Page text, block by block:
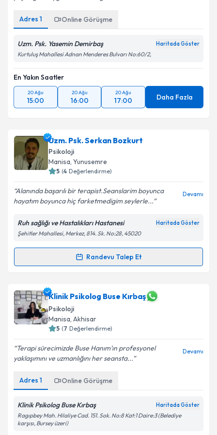
Adres 1 Online Görüşme
Uzm. Psk. Yasemin Demirbaş Haritada Göster
Kurtuluş Mahallesi Adnan Menderes Bulvarı No:60/2,
En Yakın Saatler
20 Ağu
15:00
20 Ağu
16:00
20 Ağu
17:00 Daha Fazla
Uzm. Psk. Serkan Bozkurt
Psikoloji
Manisa, Yunusemre
5 (4 Değerlendirme)
Alanında başarılı bir terapist.Seanslarim boyunca
hayatım boyunca hiç farketmedigim seylerle...
Devamı
Ruh sağlığı ve Hastalıkları Hastanesi Haritada Göster
Şehitler Mahallesi, Merkez, 814. Sk. No:28, 45020
Randevu Talep Et
Randevu Takvimi Talebi
Uzm. Psk. Serkan Bozkurtiçin randevu takvimi
talebi oluşturun. Size bu uzmandan randevu almanız
için bir takvim hazırlandığında e-posta ile
bilgilendireceğiz.
E-posta Adresiniz
Kişisel verilerimin işlenmesine ilişkinAydınlatma
kapsamda işlenmesini kabul ediyorum.
Klinik Psikolog Buse Kırbaş
Psikoloji
Manisa, Akhisar
5 (7 Değerlendirme)
Terapi sürecimizde Buse Hanım’ın profesyonel
yaklaşımını ve uzmanlığını her seansta...
Devamı
Adres 1 Online Görüşme
Klinik Psikolog Buse Kırbaş Haritada Göster
Ragıpbey Mah. Hilaliye Cad. 151. Sok. No:8 Kat:1 Daire:3 (Belediye
karşısı, Bursey üzeri)